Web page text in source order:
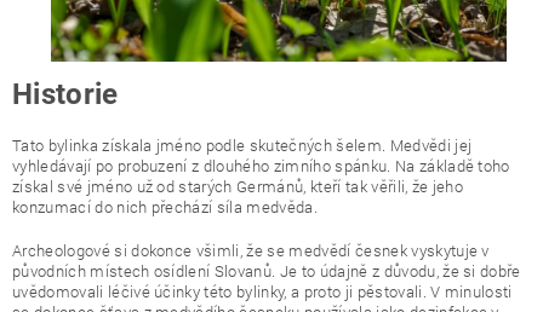
Historie
Tato bylinka získala jméno podle skutečných šelem. Medvědi jej
vyhledávají po probuzení z dlouhého zimního spánku. Na základě toho
získal své jméno už od starých Germánů, kteří tak věřili, že jeho
konzumací do nich přechází síla medvěda.
Archeologové si dokonce všimli, že se medvědí česnek vyskytuje v
původních místech osídlení Slovanů. Je to údajně z důvodu, že si dobře
uvědomovali léčivé účinky této bylinky, a proto ji pěstovali. V minulosti